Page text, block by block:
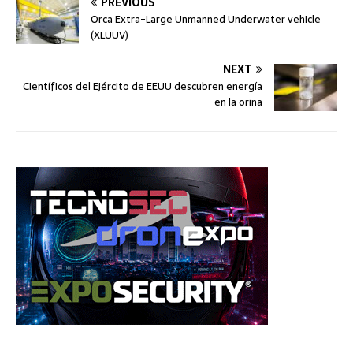
Orca Extra-Large Unmanned Underwater vehicle
(XLUUV)
NEXT
Científicos del Ejército de EEUU descubren energía
en la orina